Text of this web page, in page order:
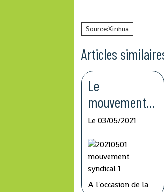
Source:Xinhua
Articles
Le
mouvement
syndical
demande une
augmentation
des salaire et
de pension de
Le 03/05/2021
A l'occasion de la